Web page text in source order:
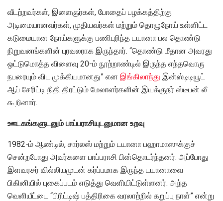
வீடற்றவர்கள், இளைஞர்கள், போதைப் பழக்கத்திற்கு
அடிமையானவர்கள், முதியவர்கள் மற்றும் தொழுநோய் உள்ளிட்ட
கடுமையான நோய்களுக்கு பணிபுரிந்த டயானா பல தொண்டு
நிறுவனங்களின் புரவலராக இருந்தார். “தொண்டு மீதான அவரது
ஒட்டுமொத்த விளைவு 20-ம் நூற்றாண்டில் இருந்த எந்தவொரு
நபரையும் விட முக்கியமானது” என இங்கிலாந்து இன்ஸ்டிடியூட்
ஆப் சேரிட்டி நிதி திரட்டும் மேலாளர்களின் இயக்குநர் ஸ்டீபன் லீ
கூறினார்.
ஊடகங்களுடனும் பாப்பராசியுடனுமான உறவு
1982-ம் ஆண்டில், சார்லஸ் மற்றும் டயானா பஹாமாஸுக்குச்
சென்றபோது அவர்களை பாப்பராசி பின்தொடர்ந்தனர். அப்போது
இளவரசர் வில்லியமுடன் கர்ப்பமாக இருந்த டயானாவை
பிகினியில் புகைப்படம் எடுத்து வெளியிட்டுள்ளனர். அந்த
வெளியீட்டை “பிரிட்டிஷ் பத்திரிகை வரலாற்றில் கறுப்பு நாள்” என்று